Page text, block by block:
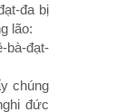
đa bị
lão:
bà-đạt-
chúng
đức